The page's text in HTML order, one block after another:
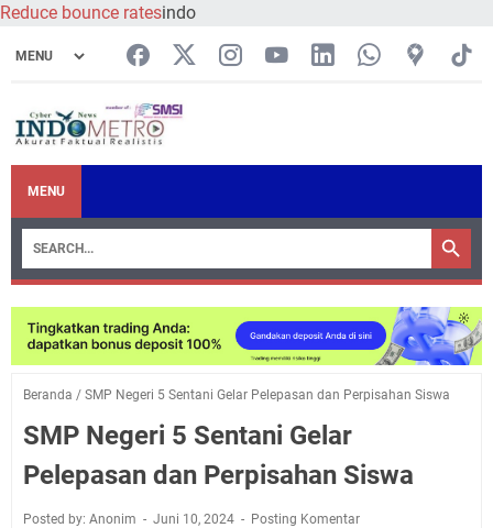
Reduce bounce ratesindo
MENU
Beranda / SMP Negeri 5 Sentani Gelar Pelepasan dan Perpisahan Siswa
SMP Negeri 5 Sentani Gelar
Pelepasan dan Perpisahan Siswa
Posted by: Anonim Juni 10, 2024 Posting Komentar